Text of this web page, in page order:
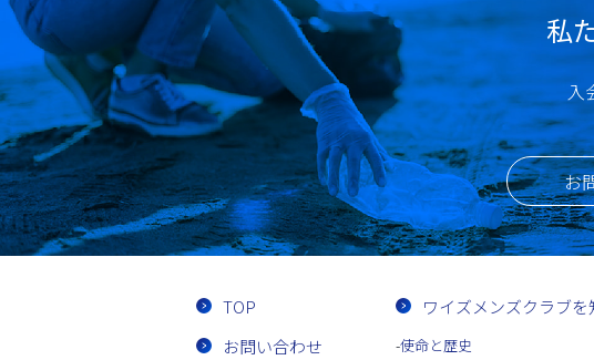
私
入
お
TOP
お問い合わせ
ワイズメンズクラブを
使命と歴史